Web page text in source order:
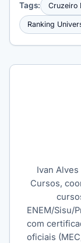
Tags: Cruzeiro
Ranking
Ivan
Cursos,
ENEM/Sisu/
com
oficiais